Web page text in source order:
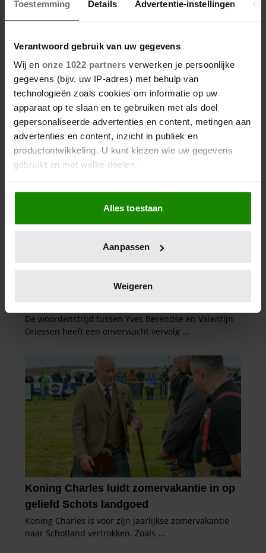
Toestemming Details Advertentie-instellingen
Verantwoord gebruik van uw gegevens
Wij en onze 1022 partners verwerken je persoonlijke
gegevens (bijv. uw IP-adres) met behulp van
technologieën zoals cookies om informatie op uw
apparaat op te slaan en te gebruiken met als doel
gepersonaliseerde advertenties en content, metingen aan
advertenties en content, inzicht in publiek en
productontwikkeling. U kunt kiezen wie uw gegevens
gebruikt en met welke doelen.
Als u het toestaat, willen we ook graag:
Informatie verzamelen over uw geografische
locatie, die tot een paar meter nauwkeurig kan zijn
scannen op specifieke eigenschappen (fingerprinting)
verwerkt en stel uw voorkeuren in het
intrekken in de Cookieverklaring.
personaliseren, om functies voor social media te bieden
en om ons websiteverkeer te analyseren. Ook delen we
informatie over uw gebruik van onze site met onze
partners voor social media, adverteren en analyse. Deze
partners kunnen deze gegevens combineren met andere
informatie die u aan ze heeft verstrekt of die ze hebben
verzameld op basis van uw gebruik van hun services. U
gaat akkoord met onze cookies als u onze website blijft
Alles toestaan
Aanpassen
Weigeren
19/07/2026